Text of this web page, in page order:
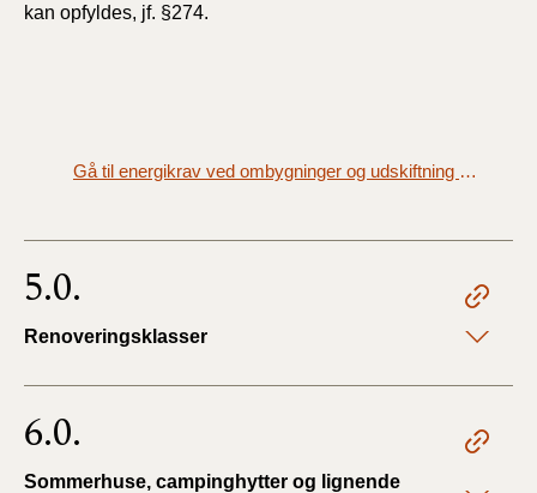
kan opfyldes, jf. §274.
Gå til energikrav ved ombygninger og udskiftning af bygningsdele - fredede bygninger (§ 278)
5.0.
Renoveringsklasser
6.0.
Sommerhuse, campinghytter og lignende